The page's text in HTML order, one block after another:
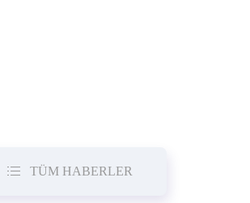
TÜM HABERLER